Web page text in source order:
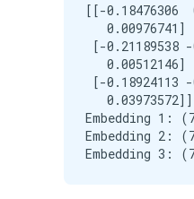
[[-0.18476306
   0.00976741]
[-0.21189538
   0.00512146]
[-0.18924113
   0.03973572]]
Embedding 1:
Embedding 2: